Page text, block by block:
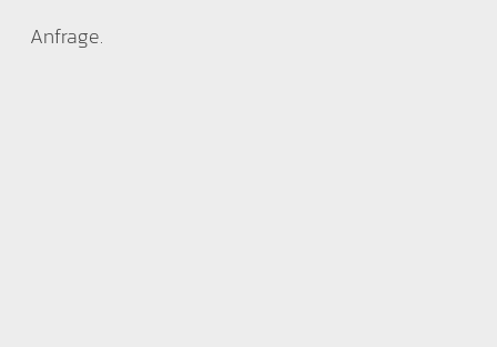
Anfrage.